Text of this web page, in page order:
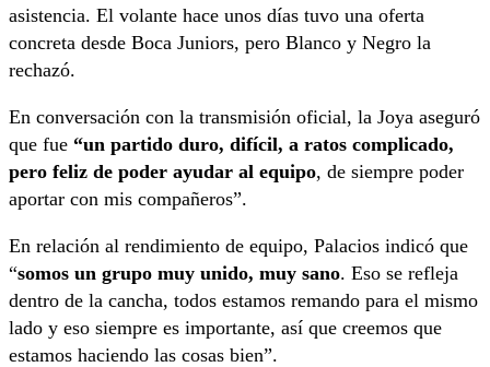
asistencia. El volante hace unos días tuvo una oferta
concreta desde Boca Juniors, pero Blanco y Negro la
rechazó.
En conversación con la transmisión oficial, la Joya aseguró
que fue “un partido duro, difícil, a ratos complicado,
pero feliz de poder ayudar al equipo, de siempre poder
aportar con mis compañeros”.
En relación al rendimiento de equipo, Palacios indicó que
“somos un grupo muy unido, muy sano. Eso se refleja
dentro de la cancha, todos estamos remando para el mismo
lado y eso siempre es importante, así que creemos que
estamos haciendo las cosas bien”.